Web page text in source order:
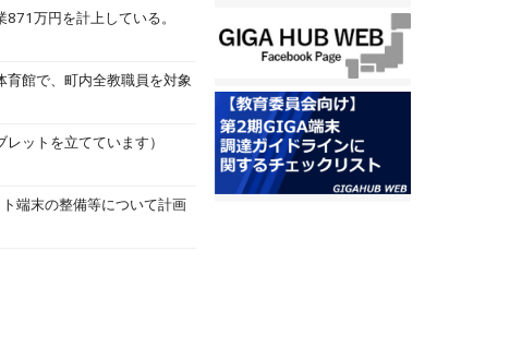
万円を計上している。
育館で、町内全教職員を対象
ットを立てています）
端末の整備等について計画